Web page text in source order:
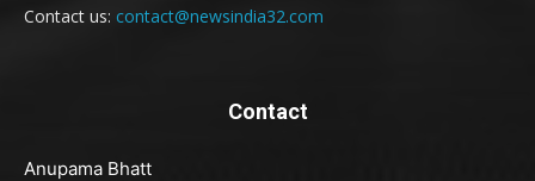
Contact us: contact@newsindia32.com
Contact
Anupama Bhatt